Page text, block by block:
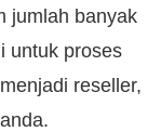
jumlah banyak
untuk proses
reseller,